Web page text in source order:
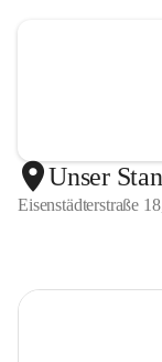
Unser
Eisenstädterstraße